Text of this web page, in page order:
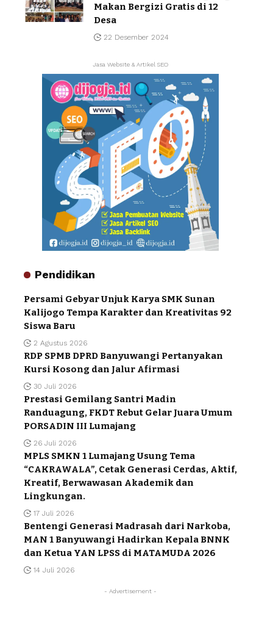
Makan Bergizi Gratis di 12
Desa
22 Desember 2024
Jasa Website & Artikel SEO
Pendidikan
Persami Gebyar Unjuk Karya SMK Sunan
Kalijogo Tempa Karakter dan Kreativitas 92
Siswa Baru
2 Agustus 2026
RDP SPMB DPRD Banyuwangi Pertanyakan
Kursi Kosong dan Jalur Afirmasi
30 Juli 2026
Prestasi Gemilang Santri Madin
Randuagung, FKDT Rebut Gelar Juara Umum
PORSADIN III Lumajang
26 Juli 2026
MPLS SMKN 1 Lumajang Usung Tema
“CAKRAWALA”, Cetak Generasi Cerdas, Aktif,
Kreatif, Berwawasan Akademik dan
Lingkungan.
17 Juli 2026
Bentengi Generasi Madrasah dari Narkoba,
MAN 1 Banyuwangi Hadirkan Kepala BNNK
dan Ketua YAN LPSS di MATAMUDA 2026
14 Juli 2026
- Advertisement -